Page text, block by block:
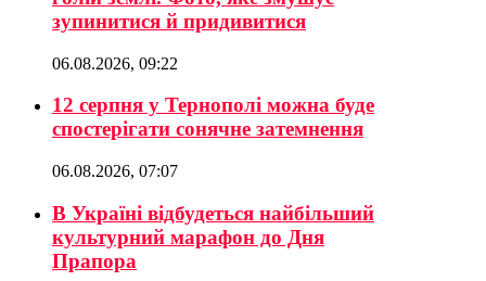
зупинитися й придивитися
06.08.2026, 09:22
12 серпня у Тернополі можна буде
спостерігати сонячне затемнення
06.08.2026, 07:07
В Україні відбудеться найбільший
культурний марафон до Дня
Прапора